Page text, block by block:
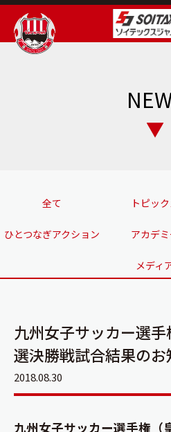
全て トピッ
ひとつなぎアクション アカデ
メディ
九州女子サッカー選
選決勝戦試合結果のお
2018.08.30
九州女子サッカー選手権（